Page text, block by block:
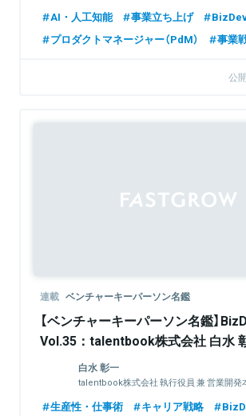
AI・人工知能 事業立ち上げ
プロダクトマネージャー（PdM）
事業
公
連載 ベンチャーキーパーソン名鑑
【ベンチャーキーパーソン名鑑】
Vol.35：talentbook株式会社 白水
白水 彰一
talentbook株式会社 執行役員 兼 営業開発
生産性・仕事術 キャリア戦略